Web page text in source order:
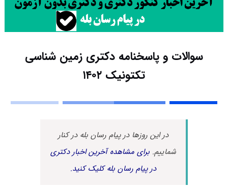
سوالات و پاسخنامه دکتری زمین شناسی
تکتونیک ۱۴۰۲
در این روزها در پیام رسان بله در کنار
شماییم.برای مشاهده آخرین اخبار دکتری
در پیام رسان بله کلیک کنید.